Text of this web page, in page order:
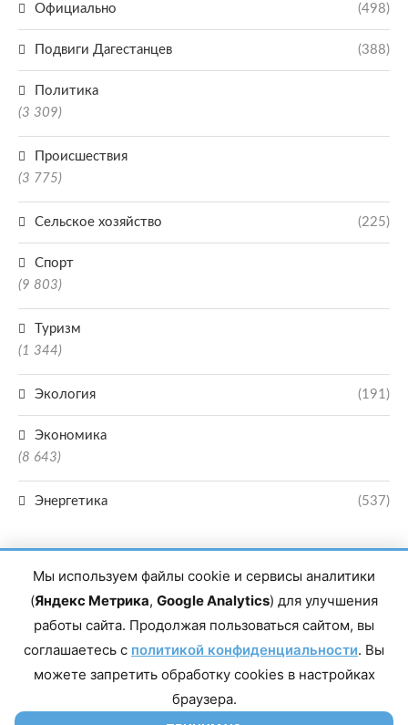
Официально (498)
Подвиги Дагестанцев (388)
Политика
(3 309)
Происшествия
(3 775)
Сельское хозяйство (225)
Спорт
(9 803)
Туризм
(1 344)
Экология (191)
Экономика
(8 643)
Энергетика (537)
Главный редактор сетевого издания Магомаев Тимур Нухович. Контакты
редакции: 8(988)-292-94-34 Почта: vestiskfo@gmail.com По вопросам
Дагестан, г. Махачкала, пр-т Насрутдинова, д. 1а. Все права защищены.
Копирование и использование полных материалов запрещено, частичное
цитирование возможно только при условии гиперссылки на сайт mirmol.ru.
Мы используем файлы cookie и сервисы аналитики
(Яндекс Метрика, Google Analytics) для улучшения
работы сайта. Продолжая пользоваться сайтом, вы
соглашаетесь с политикой конфиденциальности. Вы
можете запретить обработку cookies в настройках
браузера.